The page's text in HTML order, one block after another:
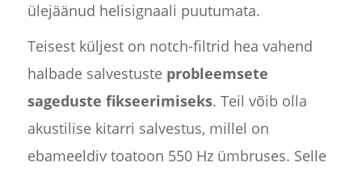
ülejäänud helisignaali puutumata.
Teisest küljest on notch-filtrid hea vahend
halbade salvestuste probleemsete
sageduste fikseerimiseks. Teil võib olla
akustilise kitarri salvestus, millel on
ebameeldiv toatoon 550 Hz ümbruses. Selle